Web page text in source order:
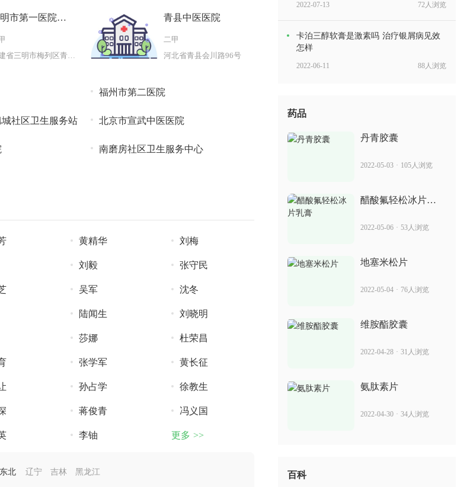
市第一医院三
福建省三明市梅列区青山一村34幢
青县中医医院
二甲
河北省青县会川路96号
福州市第二医院
社区卫生服务站 北京市宣武中医医院
南磨房社区卫生服务中心
黄精华 刘梅
刘毅 张守民
吴军 沈冬
陆闻生 刘晓明
莎娜 杜荣昌
张学军 黄长征
孙占学 徐教生
蒋俊青 冯义国
李铀 更多 >>
东北 辽宁 吉林 黑龙江
2022-07-13 72人浏览
卡泊三醇软膏是激素吗 治疗银屑病见效
怎样
2022-06-11 88人浏览
苗药毒癣净 治银屑病的疗程
药品
丹青胶囊
2022-05-03 · 105人浏览
醋酸氟轻松冰片乳
2022-05-06 · 53人浏览
地塞米松片
2022-05-04 · 76人浏览
维胺酯胶囊
2022-04-28 · 31人浏览
氨肽素片
2022-04-30 · 34人浏览
百科